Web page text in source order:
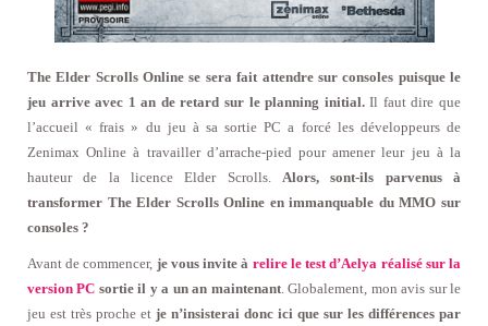
The Elder Scrolls Online se sera fait attendre sur consoles puisque le
jeu arrive avec 1 an de retard sur le planning initial.Il faut dire que
l’accueil « frais » du jeu à sa sortie PC a forcé les développeurs de
Zenimax Online à travailler d’arrache-pied pour amener leur jeu à la
hauteur de la licence Elder Scrolls. Alors, sont-ils parvenus à
transformer The Elder Scrolls Online en immanquable du MMO sur
consoles ?
Avant de commencer, je vous invite à relire le test d’Aelya réalisé sur la
version PC sortie il y a un an maintenant. Globalement, mon avis sur le
jeu est très proche et je n’insisterai donc ici que sur les différences par